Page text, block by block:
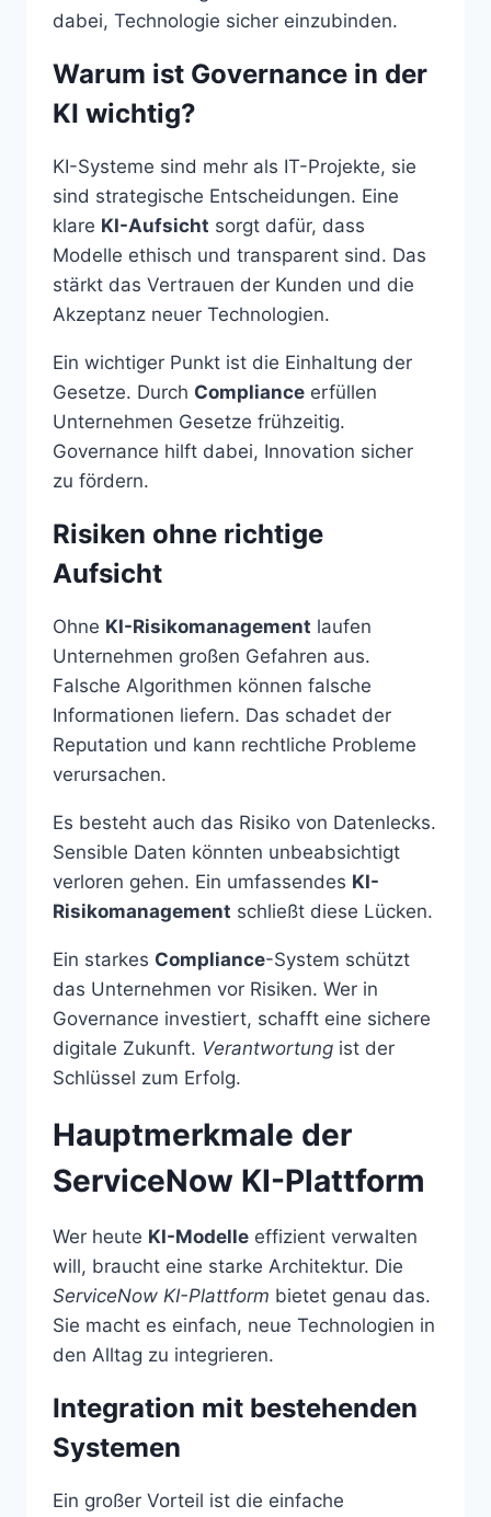
dabei, Technologie sicher einzubinden.
Warum ist Governance in der
KI wichtig?
KI-Systeme sind mehr als IT-Projekte, sie
sind strategische Entscheidungen. Eine
klare KI-Aufsicht sorgt dafür, dass
Modelle ethisch und transparent sind. Das
stärkt das Vertrauen der Kunden und die
Akzeptanz neuer Technologien.
Ein wichtiger Punkt ist die Einhaltung der
Gesetze. Durch Compliance erfüllen
Unternehmen Gesetze frühzeitig.
Governance hilft dabei, Innovation sicher
zu fördern.
Risiken ohne richtige
Aufsicht
Ohne KI-Risikomanagement laufen
Unternehmen großen Gefahren aus.
Falsche Algorithmen können falsche
Informationen liefern. Das schadet der
Reputation und kann rechtliche Probleme
verursachen.
Es besteht auch das Risiko von Datenlecks.
Sensible Daten könnten unbeabsichtigt
verloren gehen. Ein umfassendes KI-
Risikomanagement schließt diese Lücken.
Ein starkes Compliance-System schützt
das Unternehmen vor Risiken. Wer in
Governance investiert, schafft eine sichere
digitale Zukunft. Verantwortung ist der
Schlüssel zum Erfolg.
Hauptmerkmale der
ServiceNow KI-Plattform
Wer heute KI-Modelle effizient verwalten
will, braucht eine starke Architektur. Die
ServiceNow KI-Plattform bietet genau das.
Sie macht es einfach, neue Technologien in
den Alltag zu integrieren.
Integration mit bestehenden
Systemen
Ein großer Vorteil ist die einfache